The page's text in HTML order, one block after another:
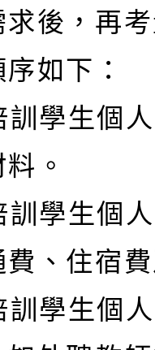
後，再
如下：
學生個人
。
學生個人
費、住宿
學生個人